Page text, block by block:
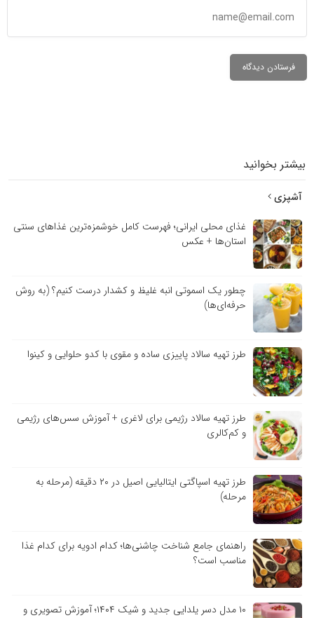
بیشتر بخوانید
آشپزی
غذای محلی ایرانی؛ فهرست کامل خوشمزه‌ترین غذاهای سنتی
استان‌ها + عکس
چطور یک اسموتی انبه غلیظ و کشدار درست کنیم؟ (به روش
حرفه‌ای‌ها)
طرز تهیه سالاد پاییزی ساده و مقوی با کدو حلوایی و کینوا
طرز تهیه سالاد رژیمی برای لاغری + آموزش سس‌های رژیمی
و کم‌کالری
طرز تهیه اسپاگتی ایتالیایی اصیل در ۲۰ دقیقه (مرحله به
مرحله)
راهنمای جامع شناخت چاشنی‌ها؛ کدام ادویه برای کدام غذا
مناسب است؟
۱۰ مدل دسر یلدایی جدید و شیک ۱۴۰۴؛ آموزش تصویری و